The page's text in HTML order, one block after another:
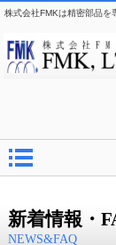
株式会社FMKは精密部品を
新着情報・
NEWS&FAQ